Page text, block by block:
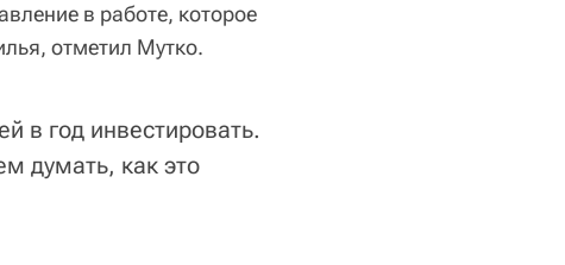
в работе, которое
отметил Мутко.
в год инвестировать.
думать, как это